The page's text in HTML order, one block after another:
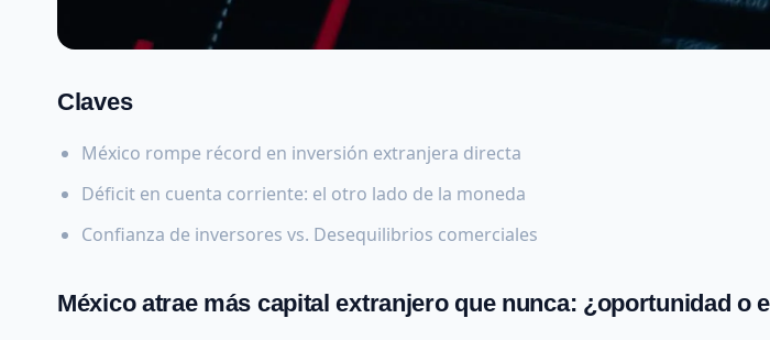
Claves
México rompe récord en inversión extranjera directa
Déficit en cuenta corriente: el otro lado de la moneda
Confianza de inversores vs. Desequilibrios comerciales
México atrae más capital extranjero que nunca: ¿oportunidad o